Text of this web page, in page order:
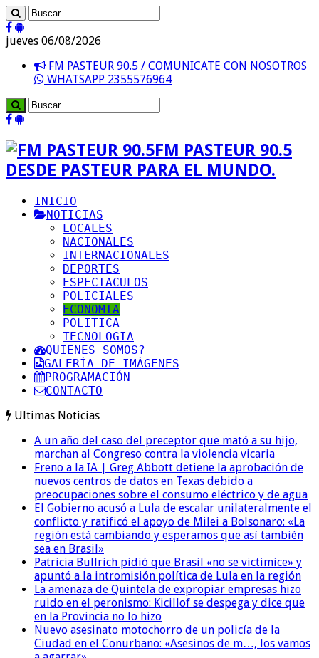
jueves 06/08/2026
FM PASTEUR 90.5 / COMUNICATE CON NOSOTROS
WHATSAPP 2355576964
FM PASTEUR 90.5
DESDE PASTEUR PARA EL MUNDO.
INICIO
NOTICIAS
LOCALES
NACIONALES
INTERNACIONALES
DEPORTES
ESPECTACULOS
POLICIALES
ECONOMIA
POLITICA
TECNOLOGIA
QUIENES SOMOS?
GALERÍA DE IMÁGENES
PROGRAMACIÓN
CONTACTO
Ultimas Noticias
A un año del caso del preceptor que mató a su hijo,
marchan al Congreso contra la violencia vicaria
Freno a la IA | Greg Abbott detiene la aprobación de
nuevos centros de datos en Texas debido a
preocupaciones sobre el consumo eléctrico y de agua
El Gobierno acusó a Lula de escalar unilateralmente el
conflicto y ratificó el apoyo de Milei a Bolsonaro: «La
región está cambiando y esperamos que así también
sea en Brasil»
Patricia Bullrich pidió que Brasil «no se victimice» y
apuntó a la intromisión política de Lula en la región
La amenaza de Quintela de expropiar empresas hizo
ruido en el peronismo: Kicillof se despega y dice que
en la Provincia no lo hizo
Nuevo asesinato motochorro de un policía de la
Ciudad en el Conurbano: «Asesinos de m…, los vamos